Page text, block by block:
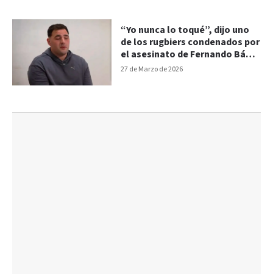
27 de Marzo de 2026
“Yo nunca lo toqué”, dijo uno
de los rugbiers condenados por
el asesinato de Fernando Báez
Sosa